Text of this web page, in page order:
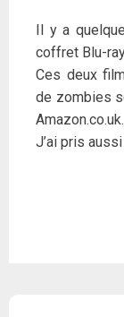
Il y a
coffret Blu-
Ces deux
de zombies
J’ai pris